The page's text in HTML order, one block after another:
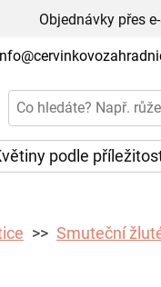
Objednávky přes
podle
Smuteční